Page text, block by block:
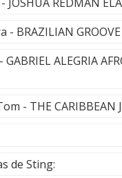
- BRAZILIAN
ALEGRIA
- THE CARIBBEAN
de Sting: